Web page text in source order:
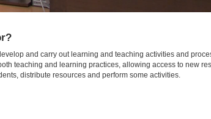
and carry out learning and teaching activities and
teaching and learning practices, allowing access to new
distribute resources and perform some activities.